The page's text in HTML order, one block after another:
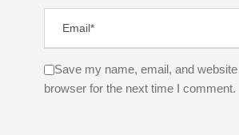
Save my name, email, and
browser for the next time I comment.